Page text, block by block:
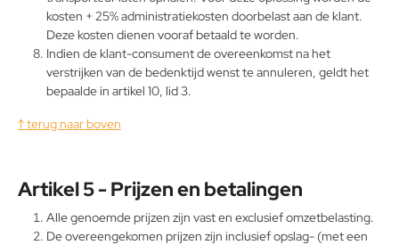
kosten + 25% administratiekosten doorbelast aan de klant.
Deze kosten dienen vooraf betaald te worden.
Indien de klant-consument de overeenkomst na het
verstrijken van de bedenktijd wenst te annuleren, geldt het
bepaalde in artikel 10, lid 3.
↑ terug naar boven
Artikel 5 - Prijzen en betalingen
Alle genoemde prijzen zijn vast en exclusief omzetbelasting.
De overeengekomen prijzen zijn inclusief opslag- (met een